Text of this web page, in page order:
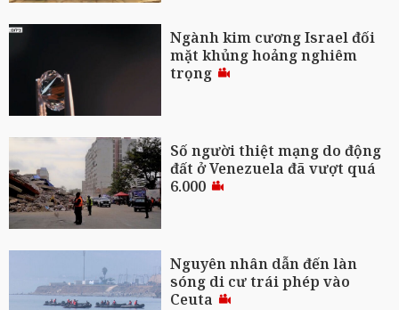
Ngành kim cương Israel đối
mặt khủng hoảng nghiêm
trọng
Số người thiệt mạng do động
đất ở Venezuela đã vượt quá
6.000
Nguyên nhân dẫn đến làn
sóng di cư trái phép vào
Ceuta